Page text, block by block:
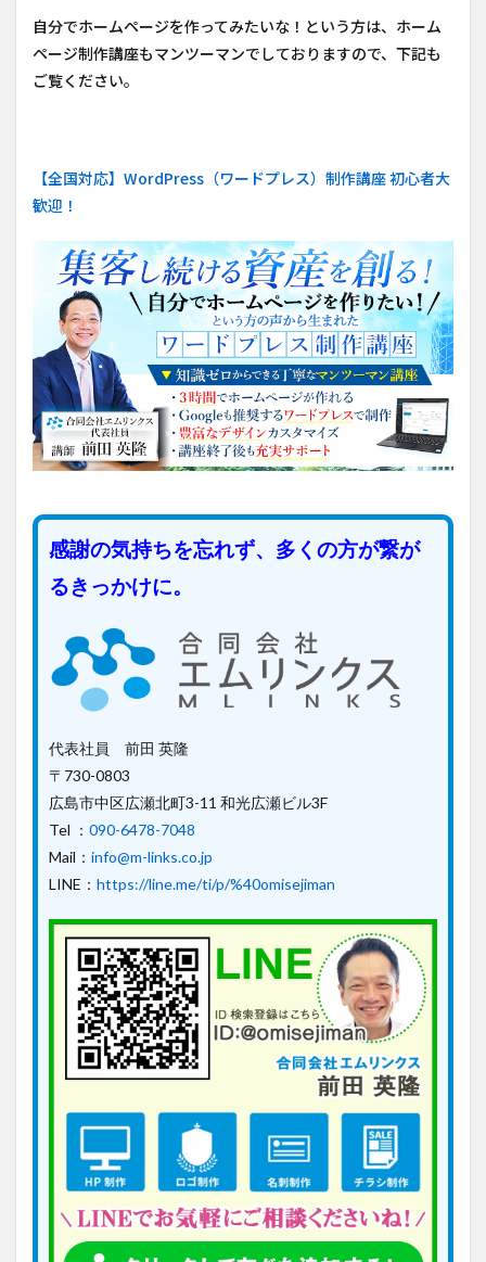
自分でホームページを作ってみたいな！という方は、ホーム
ページ制作講座もマンツーマンでしておりますので、下記も
ご覧ください。
【全国対応】WordPress（ワードプレス）制作講座 初心者大
歓迎！
感謝の気持ちを忘れず、多くの方が繋が
るきっかけに。
代表社員 前田 英隆
〒730-0803
広島市中区広瀬北町3-11 和光広瀬ビル3F
Tel ： 090-6478-7048
Mail： info@m-links.co.jp
LINE： https://line.me/ti/p/%40omisejiman